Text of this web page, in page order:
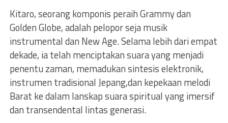
Kitaro, seorang komponis peraih Grammy dan
Golden Globe, adalah pelopor seja musik
instrumental dan New Age. Selama lebih dari empat
dekade, ia telah menciptakan suara yang menjadi
penentu zaman, memadukan sintesis elektronik,
instrumen tradisional Jepang,dan kepekaan melodi
Barat ke dalam lanskap suara spiritual yang imersif
dan transendental lintas generasi.